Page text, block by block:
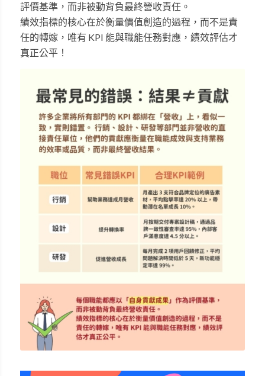
評價基準，而非被動背負最終營收責任。
績效指標的核心在於衡量價值創造的過程，而不是責
任的轉嫁，唯有 KPI 能與職能任務對應，績效評估才
真正公平！